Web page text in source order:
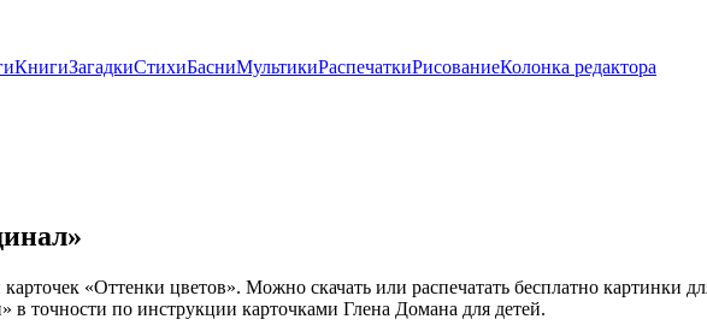
КнигиЗагадкиСтихиБасниМультикиРаспечаткиРисованиеКолонка редактора
«Оттенки цветов». Можно скачать или распечатать бесплатно картинки
точности по инструкции карточками Глена Домана для детей.